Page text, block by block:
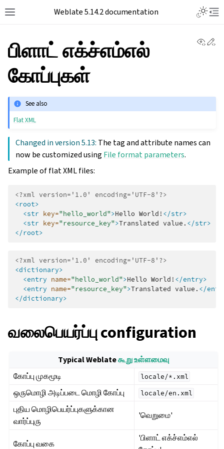
Weblate 5.14.2 documentation
பிளாட் எக்ச்எம்எல்
கோப்புகள்
See also
Flat XML
Changed in version 5.13: The tag and attribute names can
now be customized using File format parameters.
Example of flat XML files:
<?xml version='1.0' encoding='UTF-8'?>
<root>
<str key="hello_world">Hello World! </str>
<str key="resource_key">Translated value. </str>
</root>
<?xml version='1.0' encoding='UTF-8'?>
<dictionary>
<entry name="hello_world">Hello World! </entry>
<entry name="resource_key">Translated value. </
</dictionary>
வலைபெயர்ப்பு configuration
Typical Weblateகூறு உள்ளமைவு
கோப்பு முகமூடி
locale/*.xml
ஒருமொழி அடிப்படை மொழி கோப்பு locale/en.xml
புதிய மொழிபெயர்ப்புகளுக்கான
வார்ப்புரு
'வெறுமை'
கோப்பு வகை
'பிளாட் எக்ச்எம்எல்